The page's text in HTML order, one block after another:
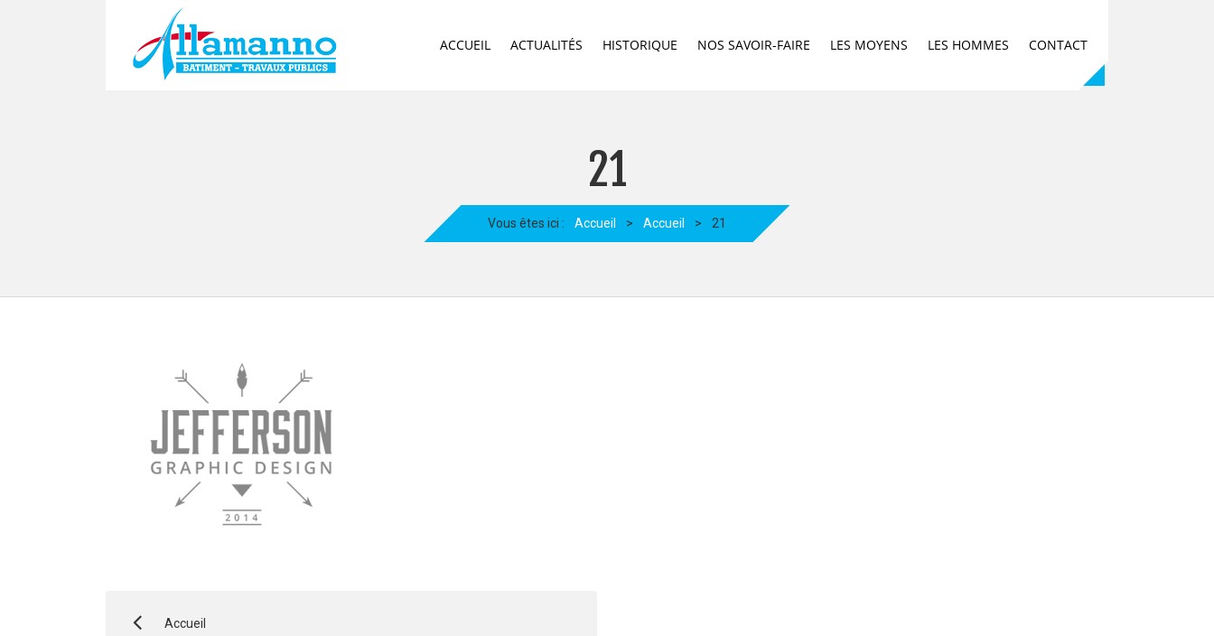
ACCUEIL ACTUALITÉS HISTORIQUE NOS SAVOIR-FAIRE LES MOYENS LES HOMMES CONTACT
21
Vous êtes ici : Accueil > Accueil > 21
Accueil